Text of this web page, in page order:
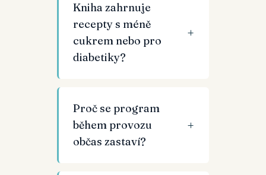
Kniha zahrnuje
recepty s méně
cukrem nebo pro
diabetiky?
Proč se program
během provozu
občas zastaví?